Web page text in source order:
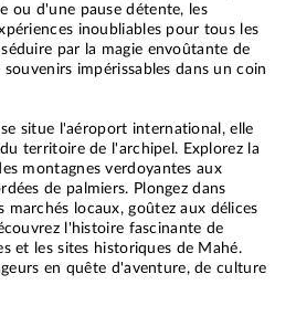
ou d'une pause détente, les
inoubliables pour tous les
par la magie envoûtante de
impérissables dans un coin
situe l'aéroport international, elle
territoire de l'archipel. Explorez la
montagnes verdoyantes aux
de palmiers. Plongez dans
marchés locaux, goûtez aux délices
l'histoire fascinante de
et les sites historiques de Mahé.
en quête d'aventure, de culture